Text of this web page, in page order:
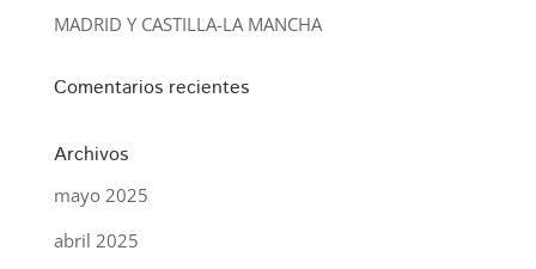
MADRID Y CASTILLA-LA MANCHA
Comentarios recientes
Archivos
mayo 2025
abril 2025